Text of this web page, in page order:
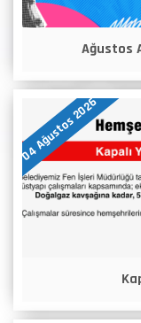
Ağustos
04 Ağustos 2026